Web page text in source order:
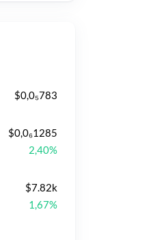
$0,0₅783
$0,0₆1285
2,40%
$7.82k
1,67%